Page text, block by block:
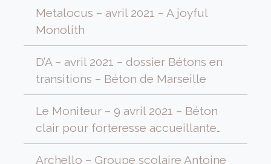
Metalocus – avril 2021 – A joyful
Monolith
D’A – avril 2021 – dossier Bétons en
transitions – Béton de Marseille
Le Moniteur – 9 avril 2021 – Béton
clair pour forteresse accueillante…
Archello – Groupe scolaire Antoine